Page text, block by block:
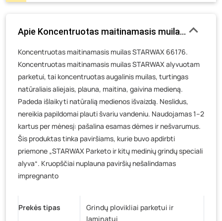
Gedimino g. 54, Tauragė- 0 vienetų
Veteranų g. 11, Visaginas - 0 vienetų
Baravykų g. 1, Druskininkai - 0 vienetų
Vilniaus g. 89D, Ukmergė- 0 vienetų
K. Donelaičio g. 17, Rokiškis
- 0 vienetų
Šaltupės g. 64, Zarasai- 0 vienetų
Apie Koncentruotas maitinamasis muilas
Koncentruotas maitinamasis muilas STARWAX 66176.
Koncentruotas maitinamasis muilas STARWAX alyvuotam
parketui, tai koncentruotas augalinis muilas, turtingas
natūraliais aliejais, plauna, maitina, gaivina medieną.
Padeda išlaikyti natūralią medienos išvaizdą. Neslidus,
nereikia papildomai plauti švariu vandeniu. Naudojamas 1–2
kartus per mėnesį: pašalina esamas dėmes ir nešvarumus.
Šis produktas tinka paviršiams, kurie buvo apdirbti
priemone „STARWAX Parketo ir kitų medinių grindų speciali
alyva“. Kruopščiai nuplauna paviršių nešalindamas
impregnanto
Prekės tipas
Grindų plovikliai parketui ir
laminatui